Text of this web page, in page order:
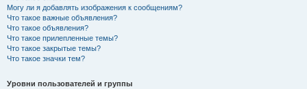
Могу ли я добавлять изображения к сообщениям?
Что такое важные объявления?
Что такое объявления?
Что такое прилепленные темы?
Что такое закрытые темы?
Что такое значки тем?
Уровни пользователей и группы